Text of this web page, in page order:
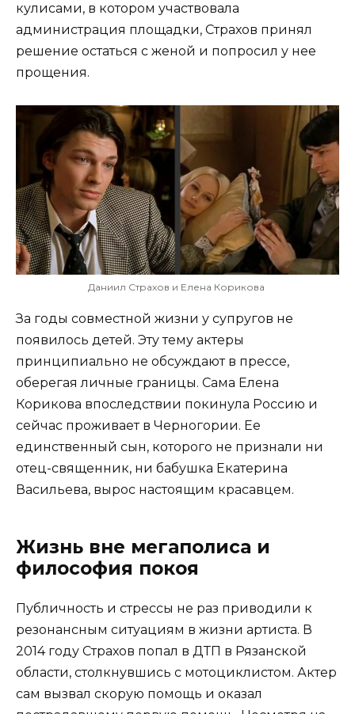
кулисами, в котором участвовала
администрация площадки, Страхов принял
решение остаться с женой и попросил у нее
прощения.
Даниил Страхов и Елена Корикова
За годы совместной жизни у супругов не
появилось детей. Эту тему актеры
принципиально не обсуждают в прессе,
оберегая личные границы. Сама Елена
Корикова впоследствии покинула Россию и
сейчас проживает в Черногории. Ее
единственный сын, которого не признали ни
отец-священник, ни бабушка Екатерина
Васильева, вырос настоящим красавцем.
Жизнь вне мегаполиса и
философия покоя
Публичность и стрессы не раз приводили к
резонансным ситуациям в жизни артиста. В
2014 году Страхов попал в ДТП в Рязанской
области, столкнувшись с мотоциклистом. Актер
сам вызвал скорую помощь и оказал